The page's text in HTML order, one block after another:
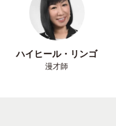
ハイヒール・リンゴ
漫才師